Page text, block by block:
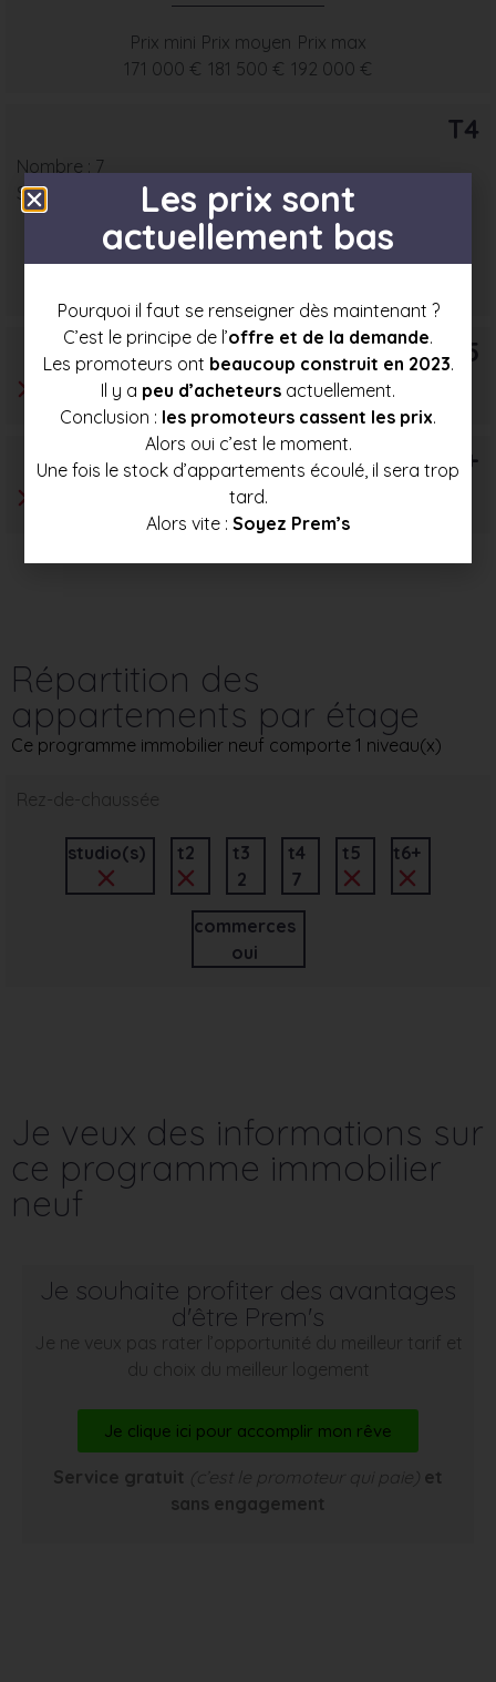
Prix mini
171 000 €
Prix moyen
181 500 €
Prix max
192 000 €
T4
Nombre : 7
Surface moyenne : 67 m²
Prix mini Prix moyen Prix max
T5
T6+
Répartition des
appartements par étage
Ce programme immobilier neuf comporte 1 niveau(x)
Rez-de-chaussée
studio(s) t2
t3
2
t4
7
t5 t6+
commerces
oui
Je veux des informations sur
ce programme immobilier
neuf
Je souhaite profiter des avantages
d'être Prem's
Je ne veux pas rater l’opportunité du meilleur tarif et
du choix du meilleur logement
Je clique ici pour accomplir mon rêve
Service gratuit (c’est le promoteur qui paie) et
sans engagement
Les prix sont
actuellement bas
Pourquoi il faut se renseigner dès maintenant ?
C’est le principe de l’offre et de la demande.
Les promoteurs ont beaucoup construit en 2023.
Il y a peu d’acheteurs actuellement.
Conclusion : les promoteurs cassent les prix.
Alors oui c’est le moment.
Une fois le stock d’appartements écoulé, il sera trop
tard.
Alors vite : Soyez Prem’s